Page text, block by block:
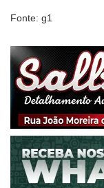
Fonte: g1